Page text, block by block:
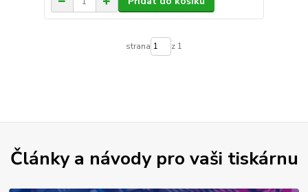
strana z 1
Články a návody pro vaši tiskárnu